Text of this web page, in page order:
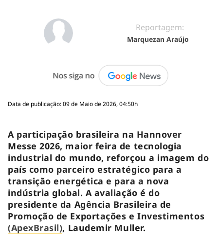
Reportagem:
Marquezan Araújo
Data de publicação: 09 de Maio de 2026, 04:50h
A participação brasileira na Hannover
Messe 2026, maior feira de tecnologia
industrial do mundo, reforçou a imagem do
país como parceiro estratégico para a
transição energética e para a nova
indústria global. A avaliação é do
presidente da Agência Brasileira de
Promoção de Exportações e Investimentos
(ApexBrasil), Laudemir Muller.